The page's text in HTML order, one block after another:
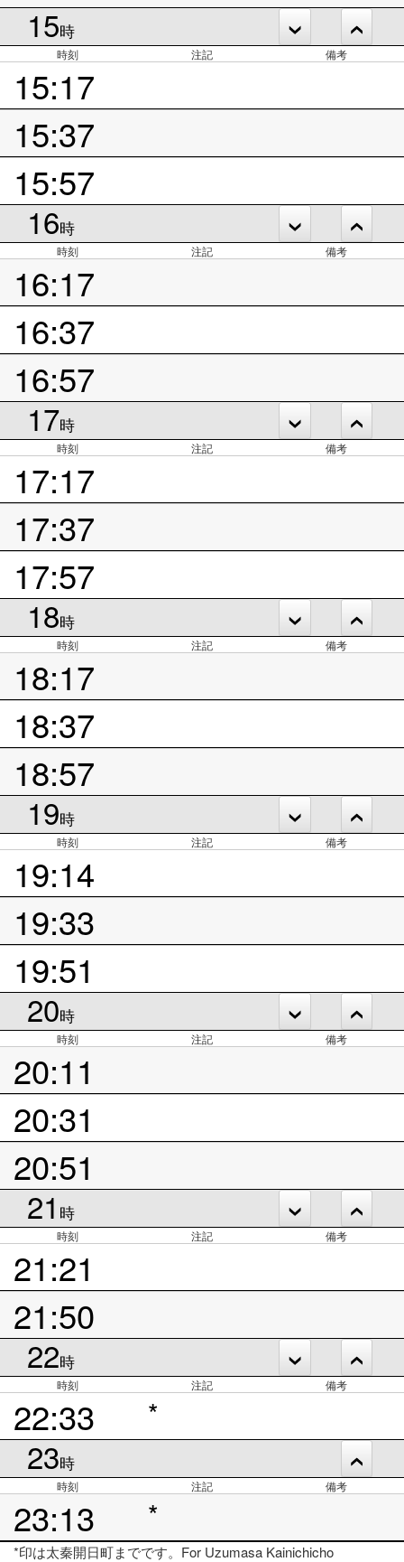
15時
時刻 注記 備考
15:17
15:37
15:57
16時
時刻 注記 備考
16:17
16:37
16:57
17時
時刻 注記 備考
17:17
17:37
17:57
18時
時刻 注記 備考
18:17
18:37
18:57
19時
時刻 注記 備考
19:14
19:33
19:51
20時
時刻 注記 備考
20:11
20:31
20:51
21 時
時刻 注記 備考
21:21
21:50
22時
時刻 注記 備考
22:33 *
23時
時刻 注記 備考
23:13 *
*印は太秦開日町までです。For Uzumasa Kainichicho